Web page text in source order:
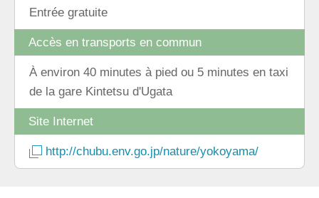
Entrée gratuite
Accès en transports en commun
À environ 40 minutes à pied ou 5 minutes en taxi
de la gare Kintetsu d'Ugata
Site Internet
http://chubu.env.go.jp/nature/yokoyama/